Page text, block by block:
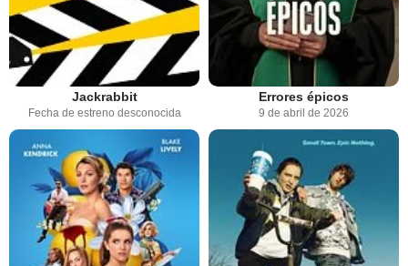
Jackrabbit
Fecha de estreno desconocida
Errores épicos
9 de abril de 2026